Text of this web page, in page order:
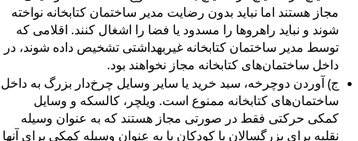
مجاز هستند اما نباید بدون رضایت مدیر ساختمان کتابخانه نواخته
شوند و نباید راهروها را مسدود یا فضا را اشغال کنند. اقلامی که
توسط مدیر ساختمان کتابخانه غیربهداشتی تشخیص داده شوند، در
داخل ساختمان‌های کتابخانه مجاز نخواهند بود.
ج) آوردن دوچرخه، سبد خرید یا سایر وسایل چرخ‌دار بزرگ به داخل
ساختمان‌های کتابخانه ممنوع است. ویلچر، کالسکه و وسایل
کمکی حرکتی فقط در صورتی مجاز هستند که به عنوان وسیله
نقلیه برای بزرگسالان یا کودکان یا به عنوان وسیله کمکی برای آنها